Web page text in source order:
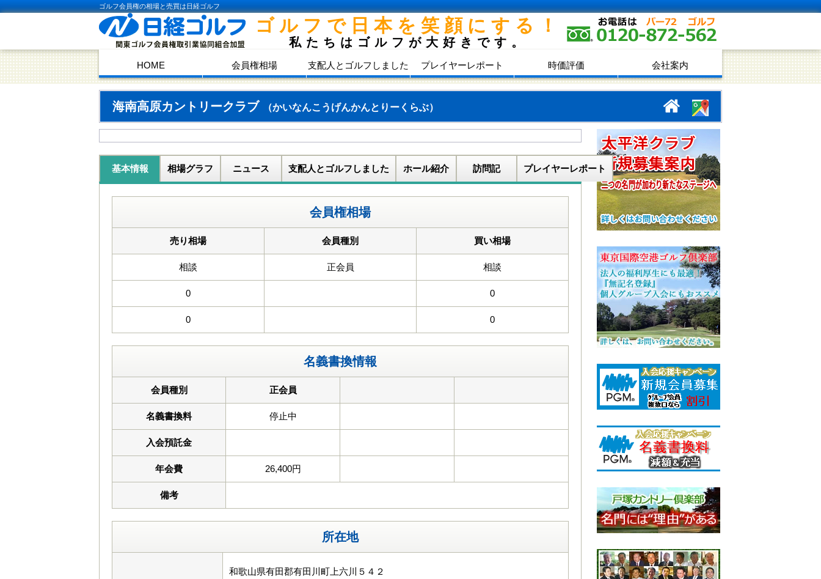
ゴルフ会員権の相場と売買は日経ゴルフ
ゴルフで日本を笑顔にする！
私たちはゴルフが大好きです。
HOME 会員権相場 支配人とゴルフしました プレイヤーレポート 時価評価 会社案内
海南高原カントリークラブ （かいなんこうげんかんとりーくらぶ）
基本情報 相場グラフ ニュース 支配人とゴルフしました ホール紹介 訪問記 プレイヤーレポート
会員権相場
売り相場 会員種別 買い相場
相談 正会員 相談
0 0
0 0
名義書換情報
会員種別 正会員
名義書換料 停止中
入会預託金
年会費 26,400円
備考
所在地
和歌山県有田郡有田川町上六川５４２